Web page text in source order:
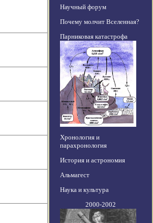
Научный форум
Почему молчит Вселенная?
Парниковая катастрофа
Хронология и
парахронология
История и астрономия
Альмагест
Наука и культура
2000-2002